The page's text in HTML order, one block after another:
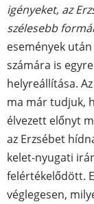
igényeket, az
szélesebb
események
számára is
helyreállítása.
ma már tudjuk,
élvezett előnyt
az Erzsébet
kelet-nyugati
felértékelődött.
véglegesen,